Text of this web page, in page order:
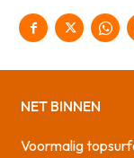
NET BINNEN
Voormalig